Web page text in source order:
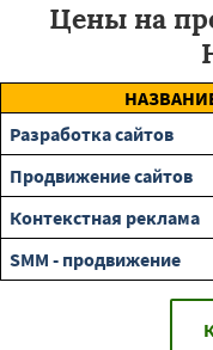
Цены на
Разработка сайтов
Продвижение сайтов
Контекстная реклама
SMM - продвижение